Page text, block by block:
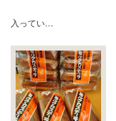
入ってい…